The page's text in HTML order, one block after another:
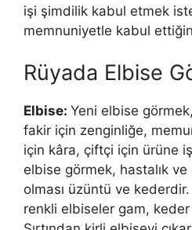
işi şimdilik kabul etmek
memnuniyetle kabul
Rüyada Elbise
Elbise: Yeni elbise
fakir için zenginliğe,
için kâra, çiftçi için ürüne
elbise görmek, hastalık
olması üzüntü ve kederdir.
renkli elbiseler gam,